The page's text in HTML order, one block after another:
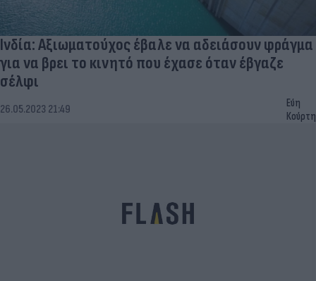
Ινδία: Αξιωματούχος έβαλε να αδειάσουν φράγμα
για να βρει το κινητό που έχασε όταν έβγαζε
σέλφι
26.05.2023 21:49
Εύη
Κούρτη